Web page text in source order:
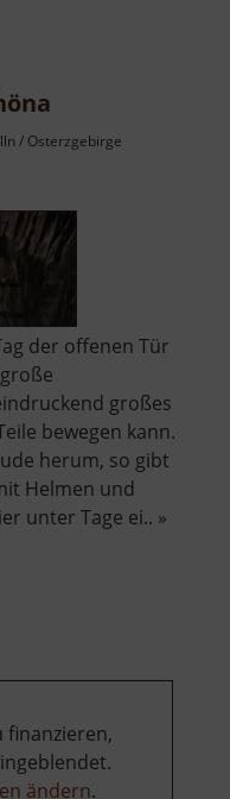
/ Osterzgebirge
der offenen Tür
großes
bewegen kann.
herum, so gibt
Helmen und
unter Tage ei.. »
finanzieren,
ändern.